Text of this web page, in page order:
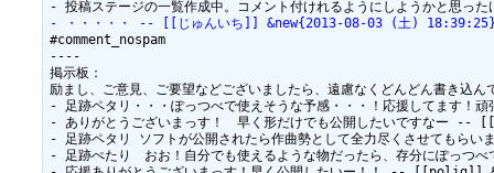
- ・・・・・ -- [[じゅんいち]] &new{2013-08-03 (土)
#comment_nospam
----
掲示板：
励まし、ご意見、ご要望などございましたら、遠慮なくどんどん書き込ん
- 足跡ペタリ・・・ぽっつべで使えそうな予感・・・！応援して
- ありがとうございまっす！　早く形だけでも公開したいです
- 足跡ペタリ ソフトが公開されたら作曲勢として全力尽くさせ
- 足跡ぺたり　おお！自分でも使えるような物だったら、存分に